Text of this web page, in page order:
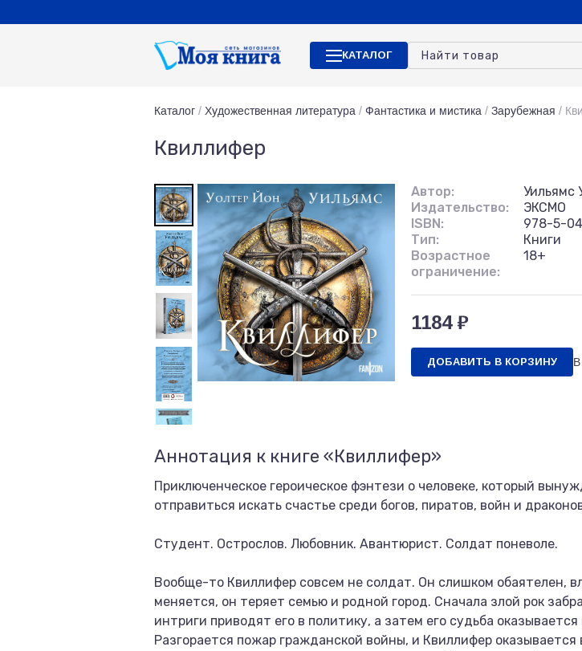
КАТАЛОГ
Каталог / Художественная литература / Фантастика и мистика / Зарубежная /
Квиллифер
Автор:
Уильямс
Издательство:
ЭКСМО
ISBN:
978-5-
Тип:
Книги
Возрастное
ограничение:
18+
1184 ₽
ДОБАВИТЬ В КОРЗИНУ
Аннотация к книге «Квиллифер»
Приключенческое героическое фэнтези о человеке, который
отправиться искать счастье среди богов, пиратов, войн и
Студент. Острослов. Любовник. Авантюрист. Солдат поневоле.
Вообще-то Квиллифер совсем не солдат. Он слишком обаятелен,
меняется, он теряет семью и родной город. Сначала злой рок
интриги приводят его в политику, а затем его судьба
Разгорается пожар гражданской войны, и Квиллифер